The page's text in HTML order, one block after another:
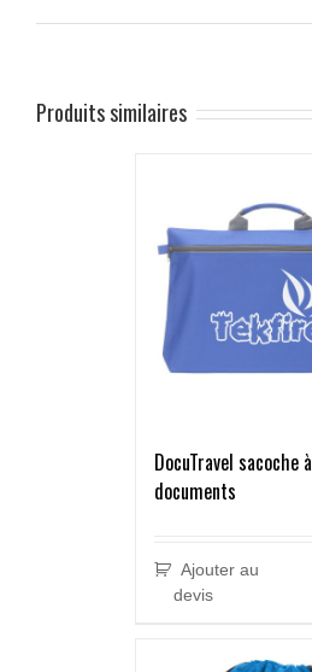
Produits similaires
DocuTravel sacoche à
documents
Ajouter au
devis